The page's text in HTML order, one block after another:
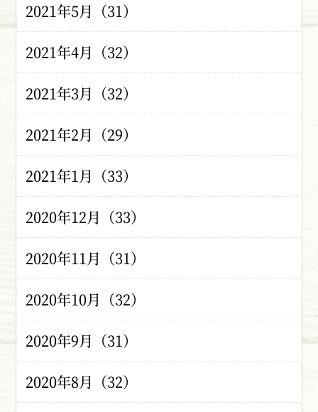
2021年5月（31）
2021年4月（32）
2021年3月（32）
2021年2月（29）
2021年1月（33）
2020年12月（33）
2020年11月（31）
2020年10月（32）
2020年9月（31）
2020年8月（32）